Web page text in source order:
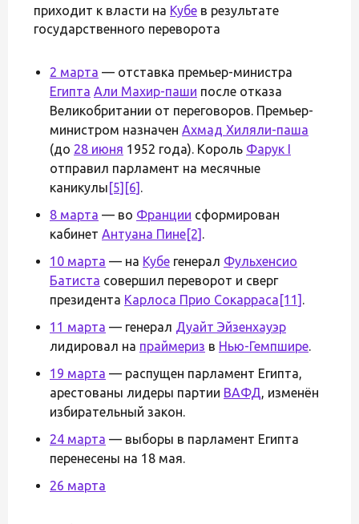
приходит к власти на Кубе в результате
государственного переворота
2 марта — отставка премьер-министра
Египта Али Махир-паши после отказа
Великобритании от переговоров. Премьер-
министром назначен Ахмад Хиляли-паша
(до 28 июня 1952 года). Король Фарук I
отправил парламент на месячные
каникулы [5] [6] .
8 марта — во Франции сформирован
кабинет Антуана Пине[2] .
10 марта — на Кубе генерал Фульхенсио
Батиста совершил переворот и сверг
президента Карлоса Прио Сокарраса [11] .
11 марта — генерал Дуайт Эйзенхауэр
лидировал на праймериз в Нью-Гемпшире.
19 марта — распущен парламент Египта,
арестованы лидеры партии ВАФД, изменён
избирательный закон.
24 марта — выборы в парламент Египта
перенесены на 18 мая.
26 марта